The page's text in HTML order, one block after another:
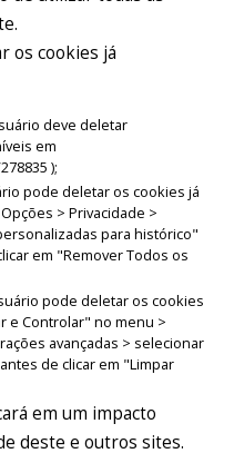
os cookies já
deve deletar
em
);
pode deletar os cookies já
> Privacidade >
para histórico"
em "Remover Todos os
pode deletar os cookies
e Controlar" no menu >
avançadas > selecionar
de clicar em "Limpar
em um impacto
deste e outros sites.